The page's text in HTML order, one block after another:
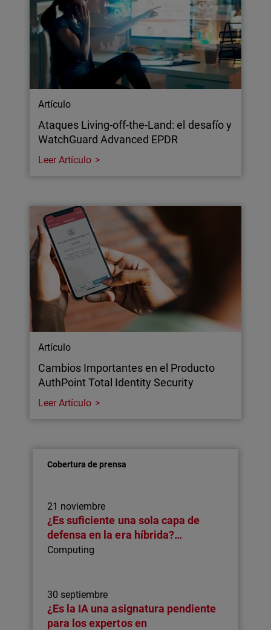
Artículo
Ataques Living-off-the-Land: el desafío y
WatchGuard Advanced EPDR
Leer Artículo
Artículo
Cambios Importantes en el Producto
AuthPoint Total Identity Security
Leer Artículo
Cobertura de prensa
21 noviembre
¿Es suficiente una sola capa de
defensa en la era híbrida?…
Computing
30 septiembre
¿Es la IA una asignatura pendiente
para los expertos en